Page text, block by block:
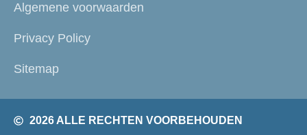
Algemene voorwaarden
Privacy Policy
Sitemap
2026 ALLE RECHTEN VOORBEHOUDEN